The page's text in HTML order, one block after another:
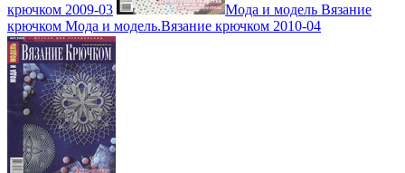
крючком 2009-03
Мода и модель Вязание
крючком Мода и модель.Вязание крючком 2010-04